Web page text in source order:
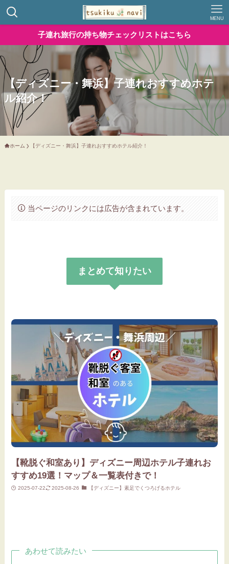
MENU
子連れ旅行の持ち物チェックリストはこちら
【ディズニー・舞浜】子連れおすすめホテ
ル紹介！
ホーム 【ディズニー・舞浜】子連れおすすめホテル紹介！
当ページのリンクには広告が含まれています。
まとめて知りたい
【靴脱ぐ和室あり】ディズニー周辺ホテル子連れお
すすめ19選！マップ＆一覧表付きで！
2025-07-22 2025-08-26 【ディズニー】素足でくつろげるホテル
あわせて読みたい